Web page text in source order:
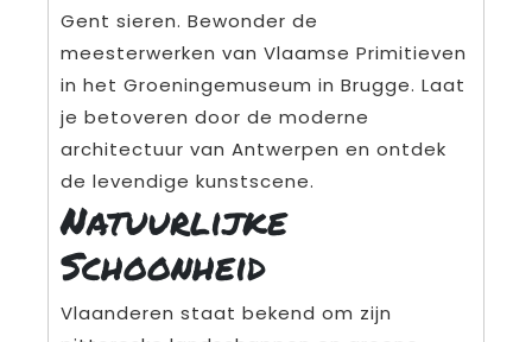
Gent sieren. Bewonder de
meesterwerken van Vlaamse Primitieven
in het Groeningemuseum in Brugge. Laat
je betoveren door de moderne
architectuur van Antwerpen en ontdek
de levendige kunstscene.
Natuurlijke
Schoonheid
Vlaanderen staat bekend om zijn